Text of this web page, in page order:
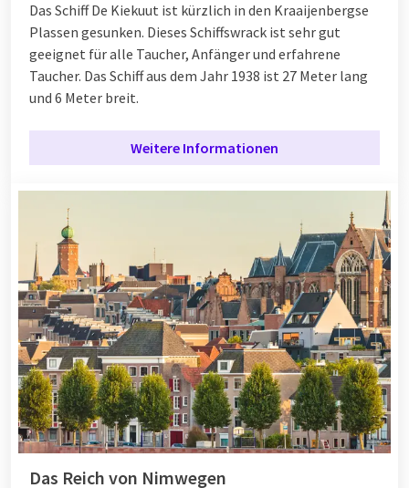
Das Schiff De Kiekuut ist kürzlich in den Kraaijenbergse
Plassen gesunken. Dieses Schiffswrack ist sehr gut
geeignet für alle Taucher, Anfänger und erfahrene
Taucher. Das Schiff aus dem Jahr 1938 ist 27 Meter lang
und 6 Meter breit.
Weitere Informationen
Das Reich von Nimwegen